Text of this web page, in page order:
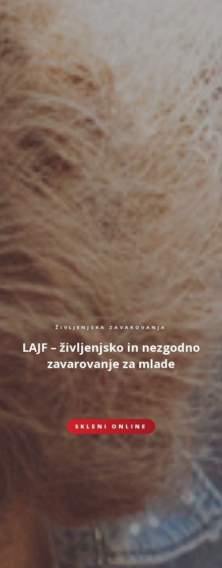
ŽIVLJENJSKA ZAVAROVANJA
LAJF – življenjsko in nezgodno
zavarovanje za mlade
SKLENI ONLINE